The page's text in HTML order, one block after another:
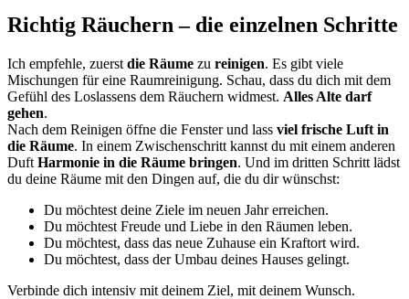
Richtig Räuchern – die einzelnen Schritte
Ich empfehle, zuerst die Räume zu reinigen. Es gibt viele
Mischungen für eine Raumreinigung. Schau, dass du dich mit dem
Gefühl des Loslassens dem Räuchern widmest. Alles Alte darf
gehen.
Nach dem Reinigen öffne die Fenster und lass viel frische Luft in
die Räume. In einem Zwischenschritt kannst du mit einem anderen
Duft Harmonie in die Räume bringen. Und im dritten Schritt lädst
du deine Räume mit den Dingen auf, die du dir wünschst:
Du möchtest deine Ziele im neuen Jahr erreichen.
Du möchtest Freude und Liebe in den Räumen leben.
Du möchtest, dass das neue Zuhause ein Kraftort wird.
Du möchtest, dass der Umbau deines Hauses gelingt.
Verbinde dich intensiv mit deinem Ziel, mit deinem Wunsch.